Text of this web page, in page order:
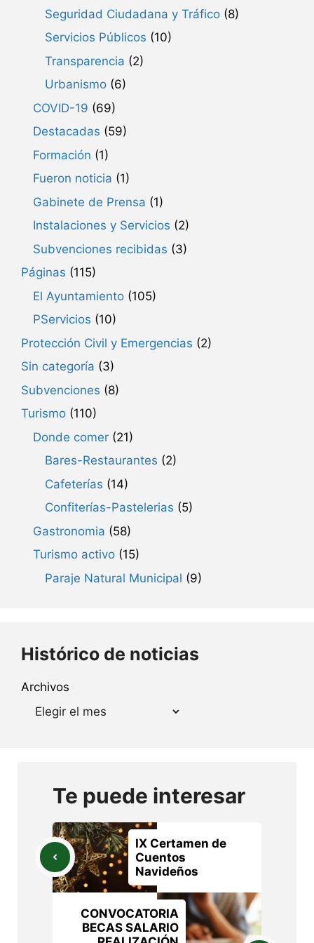
Seguridad Ciudadana y Tráfico (8)
Servicios Públicos (10)
Transparencia (2)
Urbanismo (6)
COVID-19 (69)
Destacadas (59)
Formación (1)
Fueron noticia (1)
Gabinete de Prensa (1)
Instalaciones y Servicios (2)
Subvenciones recibidas (3)
Páginas (115)
El Ayuntamiento (105)
PServicios (10)
Protección Civil y Emergencias (2)
Sin categoría (3)
Subvenciones (8)
Turismo (110)
Donde comer (21)
Bares-Restaurantes (2)
Cafeterías (14)
Confiterías-Pastelerias (5)
Gastronomia (58)
Turismo activo (15)
Paraje Natural Municipal (9)
Histórico de noticias
Archivos
Te puede interesar
IX Certamen de
Cuentos
Navideños
CONVOCATORIA
BECAS SALARIO